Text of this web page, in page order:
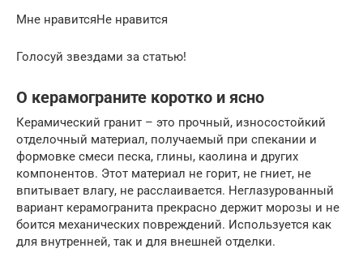
Мне нравитсяНе нравится
Голосуй звездами за статью!
О керамограните коротко и ясно
Керамический гранит – это прочный, износостойкий
отделочный материал, получаемый при спекании и
формовке смеси песка, глины, каолина и других
компонентов. Этот материал не горит, не гниет, не
впитывает влагу, не расслаивается. Неглазурованный
вариант керамогранита прекрасно держит морозы и не
боится механических повреждений. Используется как
для внутренней, так и для внешней отделки.